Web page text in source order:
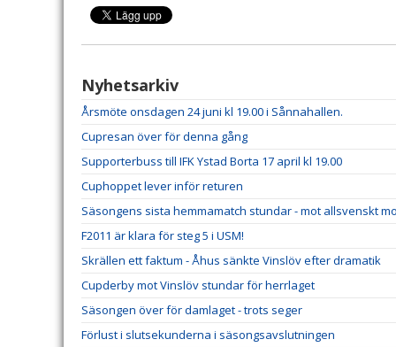
Nyhetsarkiv
Årsmöte onsdagen 24 juni kl 19.00 i Sånnahallen.
Cupresan över för denna gång
Supporterbuss till IFK Ystad Borta 17 april kl 19.00
Cuphoppet lever inför returen
Säsongens sista hemmamatch stundar - mot allsvenskt
F2011 är klara för steg 5 i USM!
Skrällen ett faktum - Åhus sänkte Vinslöv efter dramatik
Cupderby mot Vinslöv stundar för herrlaget
Säsongen över för damlaget - trots seger
Förlust i slutsekunderna i säsongsavslutningen